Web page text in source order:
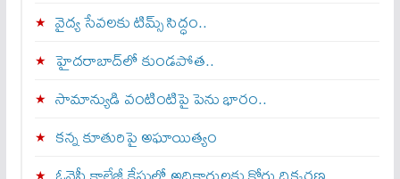
వైద్య సేవలకు టిమ్స్‌ సిద్ధం..
హైదరాబాద్‌లో కుండపోత..
సామాన్యుడి వంటింటిపై పెను భారం..
కన్న కూతురిపై అఘాయిత్యం